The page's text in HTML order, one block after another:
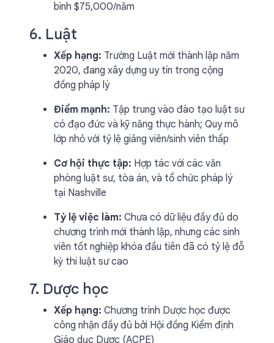
bình $75,000/năm
6. Luật
Xếp hạng: Trường Luật mới thành lập năm
2020, đang xây dựng uy tín trong cộng
đồng pháp lý
Điểm mạnh: Tập trung vào đào tạo luật sư
có đạo đức và kỹ năng thực hành; Quy mô
lớp nhỏ với tỷ lệ giảng viên/sinh viên thấp
Cơ hội thực tập: Hợp tác với các văn
phòng luật sư, tòa án, và tổ chức pháp lý
tại Nashville
Tỷ lệ việc làm: Chưa có dữ liệu đầy đủ do
chương trình mới thành lập, nhưng các sinh
viên tốt nghiệp khóa đầu tiên đã có tỷ lệ đỗ
kỳ thi luật sư cao
7. Dược học
Xếp hạng: Chương trình Dược học được
công nhận đầy đủ bởi Hội đồng Kiểm định
Giáo dục Dược (ACPE)